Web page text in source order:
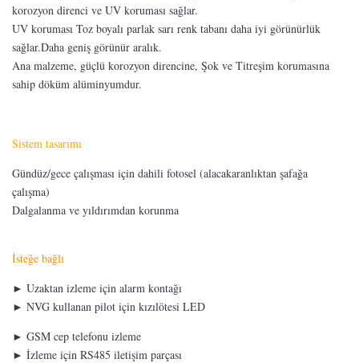
korozyon direnci ve UV koruması sağlar.
UV koruması Toz boyalı parlak sarı renk tabanı daha iyi görünürlük
sağlar.Daha geniş görünür aralık.
Ana malzeme, güçlü korozyon direncine, Şok ve Titreşim korumasına
sahip döküm alüminyumdur.
Sistem tasarımı
Gündüz/gece çalışması için dahili fotosel (alacakaranlıktan şafağa
çalışma)
Dalgalanma ve yıldırımdan korunma
İsteğe bağlı
► Uzaktan izleme için alarm kontağı
► NVG kullanan pilot için kızılötesi LED
► GSM cep telefonu izleme
► İzleme için RS485 iletişim parçası